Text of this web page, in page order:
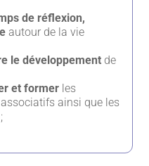
de réflexion,
autour de la vie
le développement de
et former les
ainsi que les